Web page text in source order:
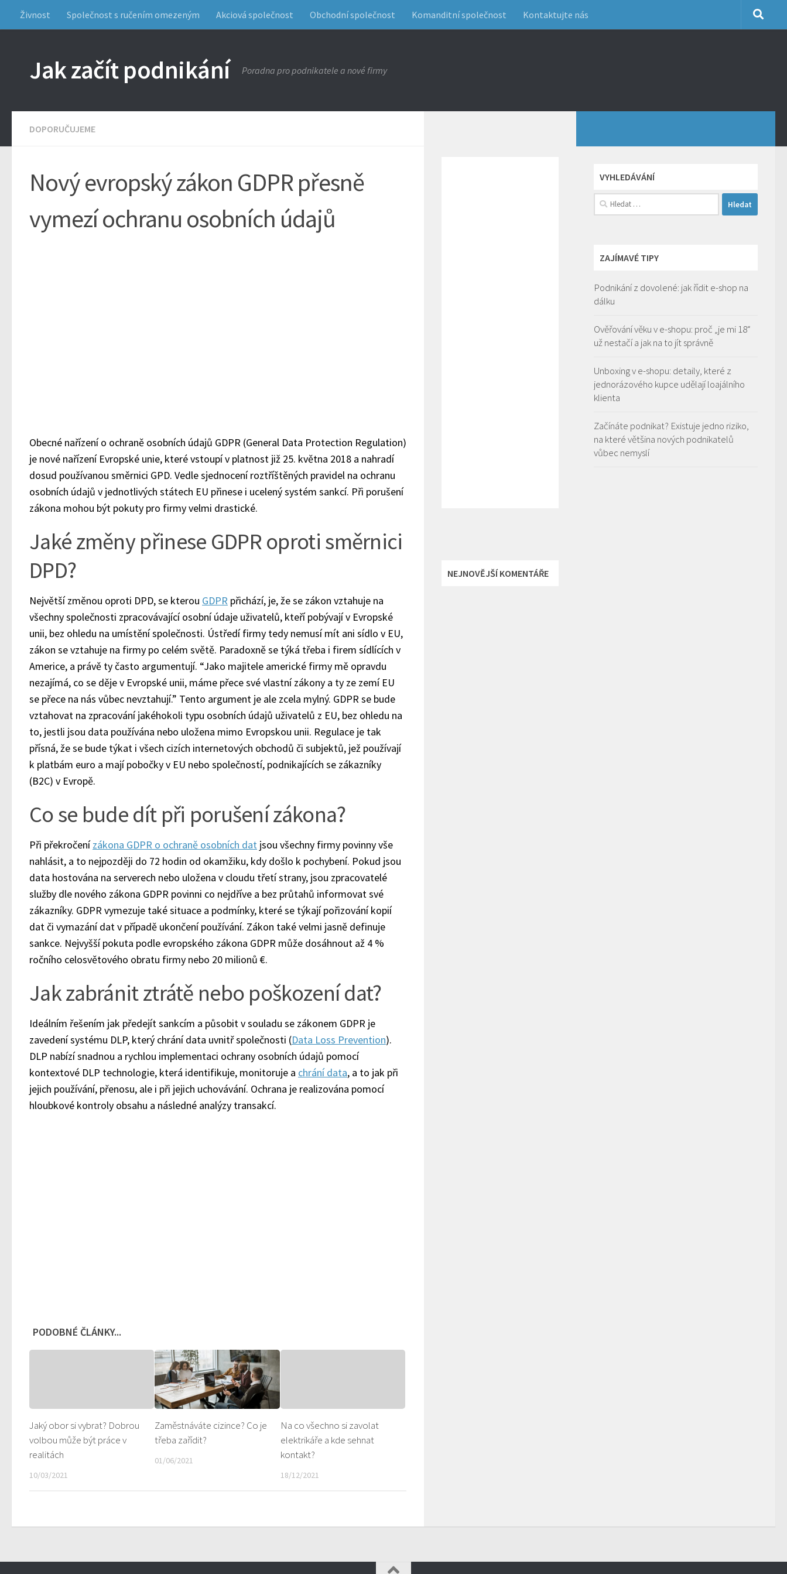
Živnost Společnost s ručením omezeným Akciová společnost Obchodní společnost Komanditní společnost Kontaktujte nás
Jak začít podnikání Poradna pro podnikatele a nové firmy
DOPORUČUJEME
Nový evropský zákon GDPR přesně
vymezí ochranu osobních údajů
Obecné nařízení o ochraně osobních údajů GDPR (General Data Protection Regulation)
je nové nařízení Evropské unie, které vstoupí v platnost již 25. května 2018 a nahradí
dosud používanou směrnici GPD. Vedle sjednocení roztříštěných pravidel na ochranu
osobních údajů v jednotlivých státech EU přinese i ucelený systém sankcí. Při porušení
zákona mohou být pokuty pro firmy velmi drastické.
Jaké změny přinese GDPR oproti směrnici
DPD?
Největší změnou oproti DPD, se kterou GDPR přichází, je, že se zákon vztahuje na
všechny společnosti zpracovávající osobní údaje uživatelů, kteří pobývají v Evropské
unii, bez ohledu na umístění společnosti. Ústředí firmy tedy nemusí mít ani sídlo v EU,
zákon se vztahuje na firmy po celém světě. Paradoxně se týká třeba i firem sídlících v
Americe, a právě ty často argumentují. “Jako majitele americké firmy mě opravdu
nezajímá, co se děje v Evropské unii, máme přece své vlastní zákony a ty ze zemí EU
se přece na nás vůbec nevztahují.” Tento argument je ale zcela mylný. GDPR se bude
vztahovat na zpracování jakéhokoli typu osobních údajů uživatelů z EU, bez ohledu na
to, jestli jsou data používána nebo uložena mimo Evropskou unii. Regulace je tak
přísná, že se bude týkat i všech cizích internetových obchodů či subjektů, jež používají
k platbám euro a mají pobočky v EU nebo společností, podnikajících se zákazníky
(B2C) v Evropě.
Co se bude dít při porušení zákona?
Při překročenízákona GDPR o ochraně osobních dat jsou všechny firmy povinny vše
nahlásit, a to nejpozději do 72 hodin od okamžiku, kdy došlo k pochybení. Pokud jsou
data hostována na serverech nebo uložena v cloudu třetí strany, jsou zpracovatelé
služby dle nového zákona GDPR povinni co nejdříve a bez průtahů informovat své
zákazníky. GDPR vymezuje také situace a podmínky, které se týkají pořizování kopií
dat či vymazání dat v případě ukončení používání. Zákon také velmi jasně definuje
sankce. Nejvyšší pokuta podle evropského zákona GDPR může dosáhnout až 4 %
ročního celosvětového obratu firmy nebo 20 milionů €.
Jak zabránit ztrátě nebo poškození dat?
Ideálním řešením jak předejít sankcím a působit v souladu se zákonem GDPR je
zavedení systému DLP, který chrání data uvnitř společnosti (Data Loss Prevention).
DLP nabízí snadnou a rychlou implementaci ochrany osobních údajů pomocí
kontextové DLP technologie, která identifikuje, monitoruje a chrání data, a to jak při
jejich používání, přenosu, ale i při jejich uchovávání. Ochrana je realizována pomocí
hloubkové kontroly obsahu a následné analýzy transakcí.
PODOBNÉ ČLÁNKY...
Jaký obor si vybrat? Dobrou
volbou může být práce v
realitách
10/03/2021
Zaměstnáváte cizince? Co je
třeba zařídit?
01/06/2021
Na co všechno si zavolat
elektrikáře a kde sehnat
kontakt?
18/12/2021
VYHLEDÁVÁNÍ
Vyhledávání
ZAJÍMAVÉ TIPY
Podnikání z dovolené: jak řídit e-shop na
dálku
Ověřování věku v e-shopu: proč „je mi 18“
už nestačí a jak na to jít správně
Unboxing v e-shopu: detaily, které z
jednorázového kupce udělají loajálního
klienta
Začínáte podnikat? Existuje jedno riziko,
na které většina nových podnikatelů
vůbec nemyslí
NEJNOVĚJŠÍ KOMENTÁŘE